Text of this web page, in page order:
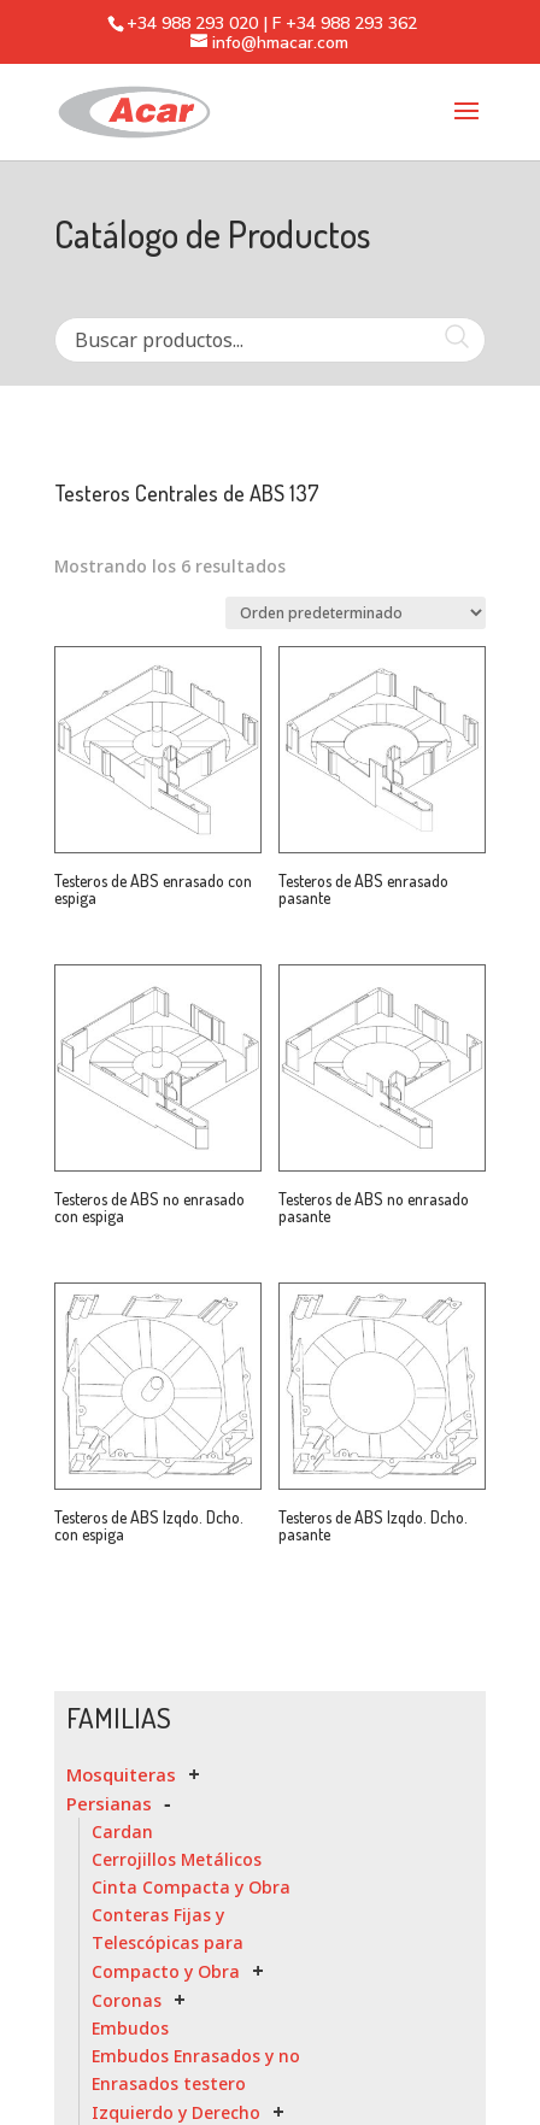
+34 988 293 020 | F +34 988 293 362
info@hmacar.com
Catálogo de Productos
Testeros Centrales de ABS 137
Mostrando los 6 resultados
Testeros de ABS enrasado con
espiga
Testeros de ABS enrasado
pasante
Testeros de ABS no enrasado
con espiga
Testeros de ABS no enrasado
pasante
Testeros de ABS Izqdo. Dcho.
con espiga
Testeros de ABS Izqdo. Dcho.
pasante
FAMILIAS
Mosquiteras
Persianas
Cardan
Cerrojillos Metálicos
Cinta Compacta y Obra
Conteras Fijas y
Telescópicas para
Compacto y Obra
Coronas
Embudos
Embudos Enrasados y no
Enrasados testero
Izquierdo y Derecho